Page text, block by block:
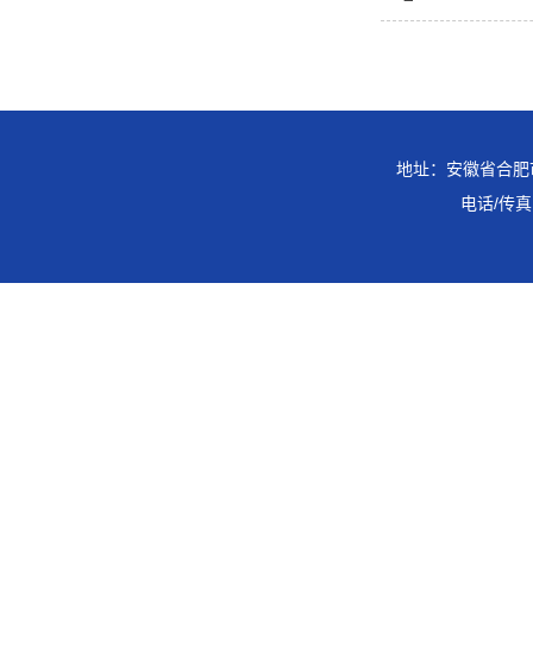
地址：安徽省合
电话/传